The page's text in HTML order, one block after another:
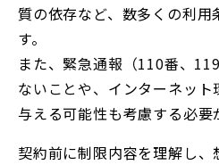
質の依存など、数多くの利用
す。
また、 緊急通報（110番、
ないことや、 インターネット
与える可能性も考慮する必要
契約前に制限内容を理解し